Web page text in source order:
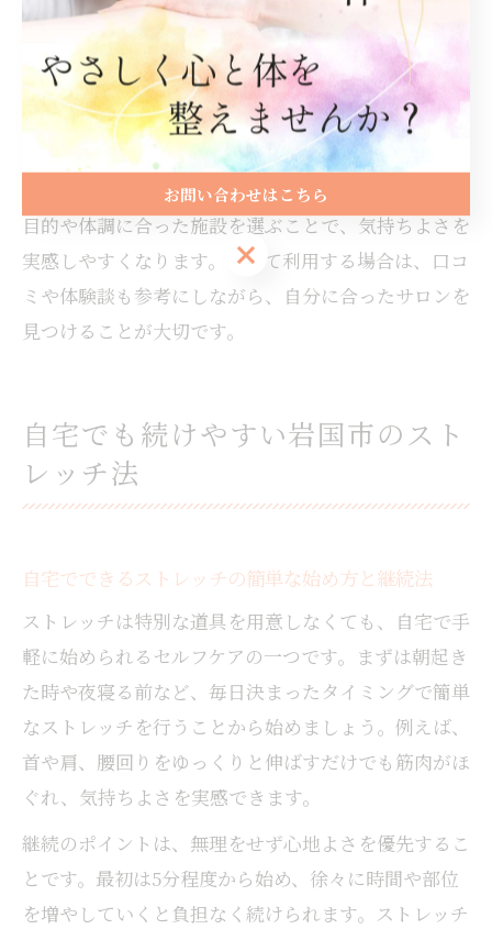
セスの良さ、スタッフの資格・経験、メニュー内容を
チェックしましょう。
特に岩国駅周辺やアクセスの良い立地のサロンは、通
いやすく継続しやすいというメリットがあります。ま
た、メンズ専門やオイルマッサージ併設など、自分の
目的や体調に合った施設を選ぶことで、気持ちよさを
実感しやすくなります。初めて利用する場合は、口コ
ミや体験談も参考にしながら、自分に合ったサロンを
見つけることが大切です。
自宅でも続けやすい岩国市のスト
レッチ法
自宅でできるストレッチの簡単な始め方と継続法
ストレッチは特別な道具を用意しなくても、自宅で手
軽に始められるセルフケアの一つです。まずは朝起き
た時や夜寝る前など、毎日決まったタイミングで簡単
なストレッチを行うことから始めましょう。例えば、
首や肩、腰回りをゆっくりと伸ばすだけでも筋肉がほ
ぐれ、気持ちよさを実感できます。
継続のポイントは、無理をせず心地よさを優先するこ
とです。最初は5分程度から始め、徐々に時間や部位
を増やしていくと負担なく続けられます。ストレッチ
お問い合わせはこちら
お問い合わせはこちら